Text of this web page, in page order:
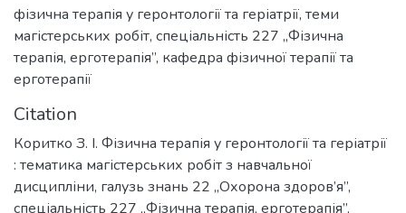
фізична терапія у геронтології та геріатрії, теми
магістерських робіт, спеціальність 227 „Фізична
терапія, ерготерапія”, кафедра фізичної терапії та
ерготерапії
Citation
Коритко З. І. Фізична терапія у геронтології та геріатрії
: тематика магістерських робіт з навчальної
дисципліни, галузь знань 22 „Охорона здоров’я”,
спеціальність 227 „Фізична терапія, ерготерапія”,